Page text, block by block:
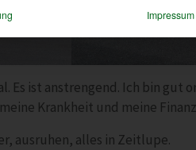
Es ist anstrengend. Ich bin gut
Krankheit und meine
ausruhen, alles in Zeitlupe.
Impressum